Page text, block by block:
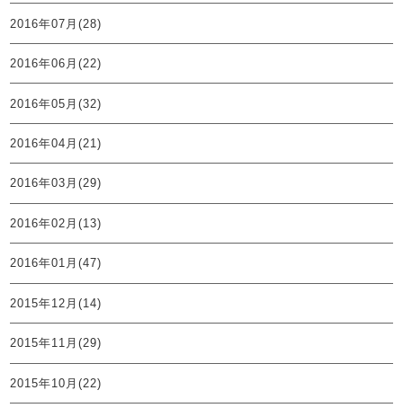
2016年07月(28)
2016年06月(22)
2016年05月(32)
2016年04月(21)
2016年03月(29)
2016年02月(13)
2016年01月(47)
2015年12月(14)
2015年11月(29)
2015年10月(22)